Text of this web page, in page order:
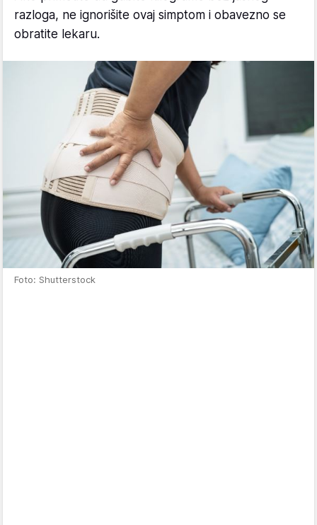
razloga, ne ignorišite ovaj simptom i obavezno se
obratite lekaru.
Foto: Shutterstock